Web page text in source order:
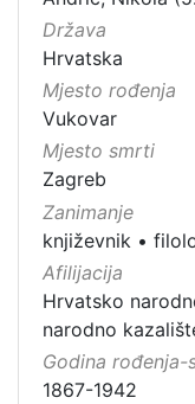
Država
Hrvatska
Mjesto rođenja
Vukovar
Mjesto smrti
Zagreb
Zanimanje
književnik •
Afilijacija
Hrvatsko
narodno
Godina rođenja-
1867-1942